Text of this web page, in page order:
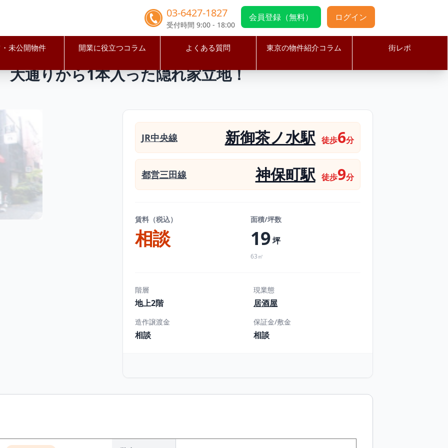
03-6427-1827
受付時間 9:00 - 18:00
会員登録（無料） ログイン
未公開物件 開業に役立つコラム よくある質問 東京の物件紹介コラム 街レポ
区 新御茶ノ水駅 新御茶ノ水駅徒歩2分 大通りから1本入った隠れ家立地！
通りから1本入った隠れ家立地！
JR中央線 新御茶ノ水駅 徒歩6分
都営三田線 神保町駅 徒歩9分
賃料（税込）
相談
面積/坪数
19 坪
63㎡
階層
地上2階
現業態
居酒屋
造作譲渡金
相談
保証金/敷金
相談